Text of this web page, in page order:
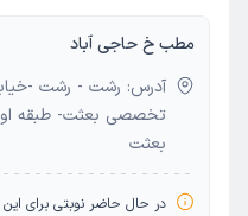
مطب خ حاجی آباد
آدرس: رشت - رشت -
تخصصی بعثت- طبقه
بعثت
در حال حاضر نوبتی برای